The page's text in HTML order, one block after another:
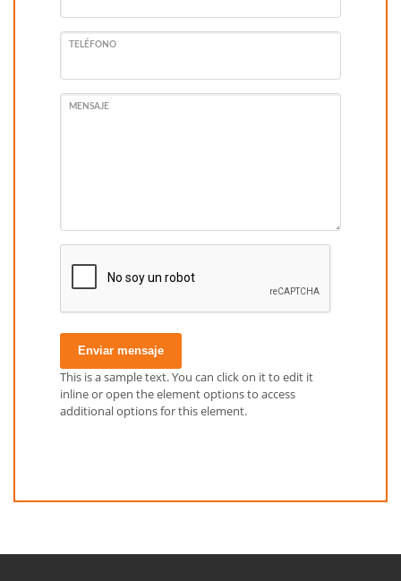
TELÉFONO
MENSAJE
Enviar mensaje
This is a sample text. You can click on it to edit it
inline or open the element options to access
additional options for this element.